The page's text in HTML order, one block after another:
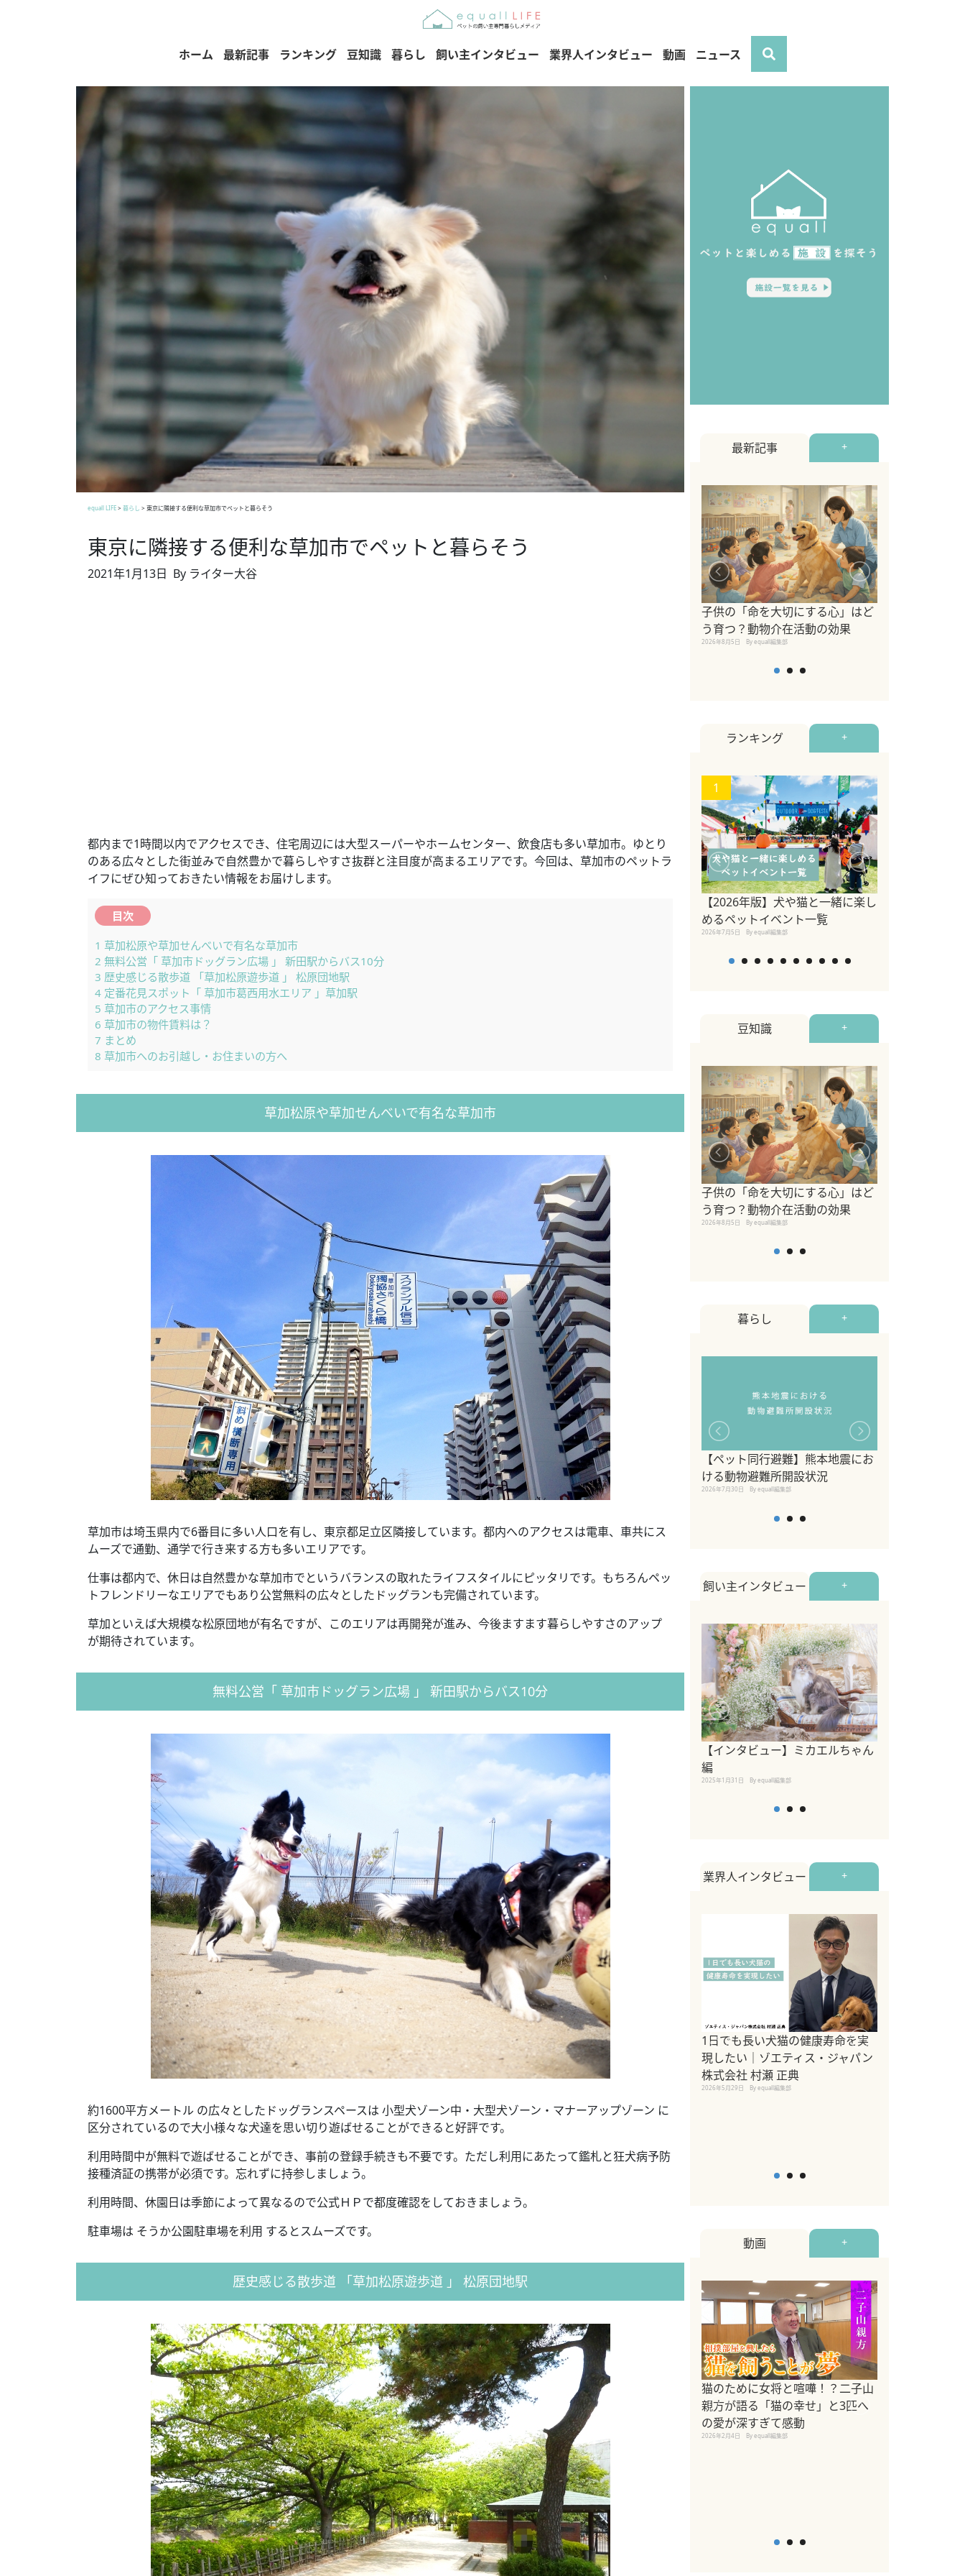
ホーム 最新記事 ランキング 豆知識 暮らし 飼い主インタビュー 業界人インタビュー 動画 ニュース
equall LIFE> 暮らし > 東京に隣接する便利な草加市でペットと暮らそう
東京に隣接する便利な草加市でペットと暮らそう
2021年1月13日 By ライター大谷
都内まで1時間以内でアクセスでき、住宅周辺には大型スーパーやホームセンター、飲食店も多い草加市。ゆとり
のある広々とした街並みで自然豊かで暮らしやすさ抜群と注目度が高まるエリアです。今回は、草加市のペットラ
イフにぜひ知っておきたい情報をお届けします。
目次
1 草加松原や草加せんべいで有名な草加市
2 無料公営「 草加市ドッグラン広場 」 新田駅からバス10分
3 歴史感じる散歩道 「草加松原遊歩道 」 松原団地駅
4 定番花見スポット「 草加市葛西用水エリア 」草加駅
5 草加市のアクセス事情
6 草加市の物件賃料は？
7 まとめ
8 草加市へのお引越し・お住まいの方へ
草加松原や草加せんべいで有名な草加市
草加市は埼玉県内で6番目に多い人口を有し、東京都足立区隣接しています。都内へのアクセスは電車、車共にス
ムーズで通勤、通学で行き来する方も多いエリアです。
仕事は都内で、休日は自然豊かな草加市でというバランスの取れたライフスタイルにピッタリです。もちろんペッ
トフレンドリーなエリアでもあり公営無料の広々としたドッグランも完備されています。
草加といえば大規模な松原団地が有名ですが、このエリアは再開発が進み、今後ますます暮らしやすさのアップ
が期待されています。
無料公営「 草加市ドッグラン広場 」 新田駅からバス10分
約1600平方メートル の広々としたドッグランスペースは 小型犬ゾーン中・大型犬ゾーン・マナーアップゾーン に
区分されているので大小様々な犬達を思い切り遊ばせることができると好評です。
利用時間中が無料で遊ばせることができ、事前の登録手続きも不要です。ただし利用にあたって鑑札と狂犬病予防
接種済証の携帯が必須です。忘れずに持参しましょう。
利用時間、休園日は季節によって異なるので公式ＨＰで都度確認をしておきましょう。
駐車場は そうか公園駐車場を利用 するとスムーズです。
歴史感じる散歩道 「草加松原遊歩道 」 松原団地駅
最新記事 +
子供の「命を大切にする心」はど
う育つ？動物介在活動の効果
2026年8月5日 By equall編集部
ランキング +
1
【2026年版】犬や猫と一緒に楽し
めるペットイベント一覧
2026年7月5日 By equall編集部
豆知識 +
子供の「命を大切にする心」はど
う育つ？動物介在活動の効果
2026年8月5日 By equall編集部
暮らし +
【ペット同行避難】熊本地震にお
ける動物避難所開設状況
2026年7月30日 By equall編集部
飼い主インタビュー +
【インタビュー】ミカエルちゃん
編
2025年1月31日 By equall編集部
業界人インタビュー +
1日でも長い犬猫の健康寿命を実
現したい｜ゾエティス・ジャパン
株式会社 村瀬 正典
2026年5月29日 By equall編集部
動画 +
猫のために女将と喧嘩！？二子山
親方が語る「猫の幸せ」と3匹へ
の愛が深すぎて感動
2026年2月4日 By equall編集部